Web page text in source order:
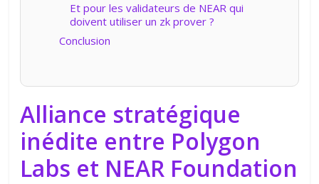
Et pour les validateurs de NEAR qui
doivent utiliser un zk prover ?
Conclusion
Alliance stratégique
inédite entre Polygon
Labs et NEAR Foundation